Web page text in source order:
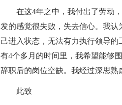
在这4年之中，我付出了劳动
发的感觉很失败，失去信心。我
己进入状态，无法有力执行领导
有4个多月的时间里，我希望能够
辞职后的岗位空缺。我经过深思熟
此致